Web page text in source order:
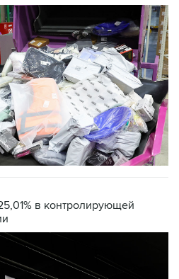
в контролирующей